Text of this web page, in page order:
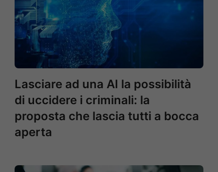
Lasciare ad una AI la possibilità
di uccidere i criminali: la
proposta che lascia tutti a bocca
aperta